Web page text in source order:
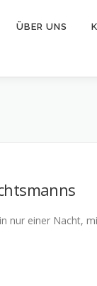
ÜBER UNS
nur einer Nacht,